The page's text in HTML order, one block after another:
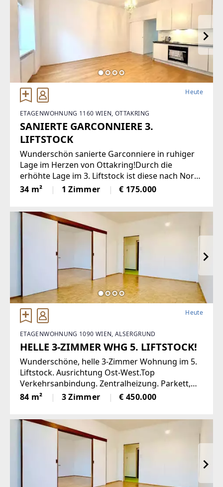
Heute
ETAGENWOHNUNG 1160 WIEN, OTTAKRING
SANIERTE GARCONNIERE 3.
LIFTSTOCK
Wunderschön sanierte Garconniere in ruhiger
Lage im Herzen von Ottakring!Durch die
erhöhte Lage im 3. Liftstock ist diese nach Nord
und Süd ausgerichtete Wohnung sehr hell und
bietet eine angenehme Wohnatmosphäre. Sie
34 m² 1 Zimmer € 175.000
Heute
ETAGENWOHNUNG 1090 WIEN, ALSERGRUND
HELLE 3-ZIMMER WHG 5. LIFTSTOCK!
Wunderschöne, helle 3-Zimmer Wohnung im 5.
Liftstock. Ausrichtung Ost-West.Top
Verkehrsanbindung. Zentralheizung. Parkett,
Jalousien, Abstellraum. Kellerabteil.Diese
lichtdurchflutete Etagenwohnung bietet
84 m² 3 Zimmer € 450.000